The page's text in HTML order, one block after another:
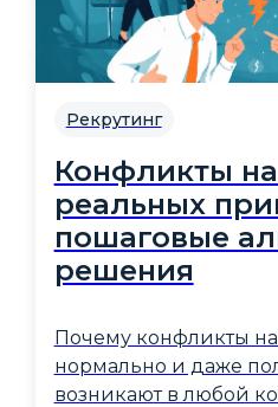
Рекрутинг
Конфликты на
реальных
пошаговые
решения
Почему конфликты на
нормально и даже
возникают в любой